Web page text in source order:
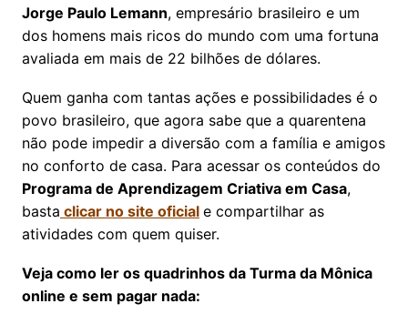
Jorge Paulo Lemann, empresário brasileiro e um
dos homens mais ricos do mundo com uma fortuna
avaliada em mais de 22 bilhões de dólares.
Quem ganha com tantas ações e possibilidades é o
povo brasileiro, que agora sabe que a quarentena
não pode impedir a diversão com a família e amigos
no conforto de casa. Para acessar os conteúdos do
Programa de Aprendizagem Criativa em Casa,
basta clicar no site oficial e compartilhar as
atividades com quem quiser.
Veja como ler os quadrinhos da Turma da Mônica
online e sem pagar nada: